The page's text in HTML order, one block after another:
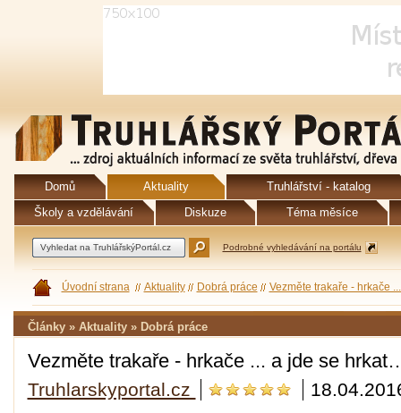
Domů Aktuality
Truhlářství - katalog
Školy a vzdělávání
Diskuze Téma měsíce
Podrobné vyhledávání na portálu
Úvodní strana Aktuality Dobrá práce Vezměte trakaře - hrkače
Články » Aktuality » Dobrá práce
Vezměte trakaře - hrkače ... a jde se
Truhlarskyportal.cz